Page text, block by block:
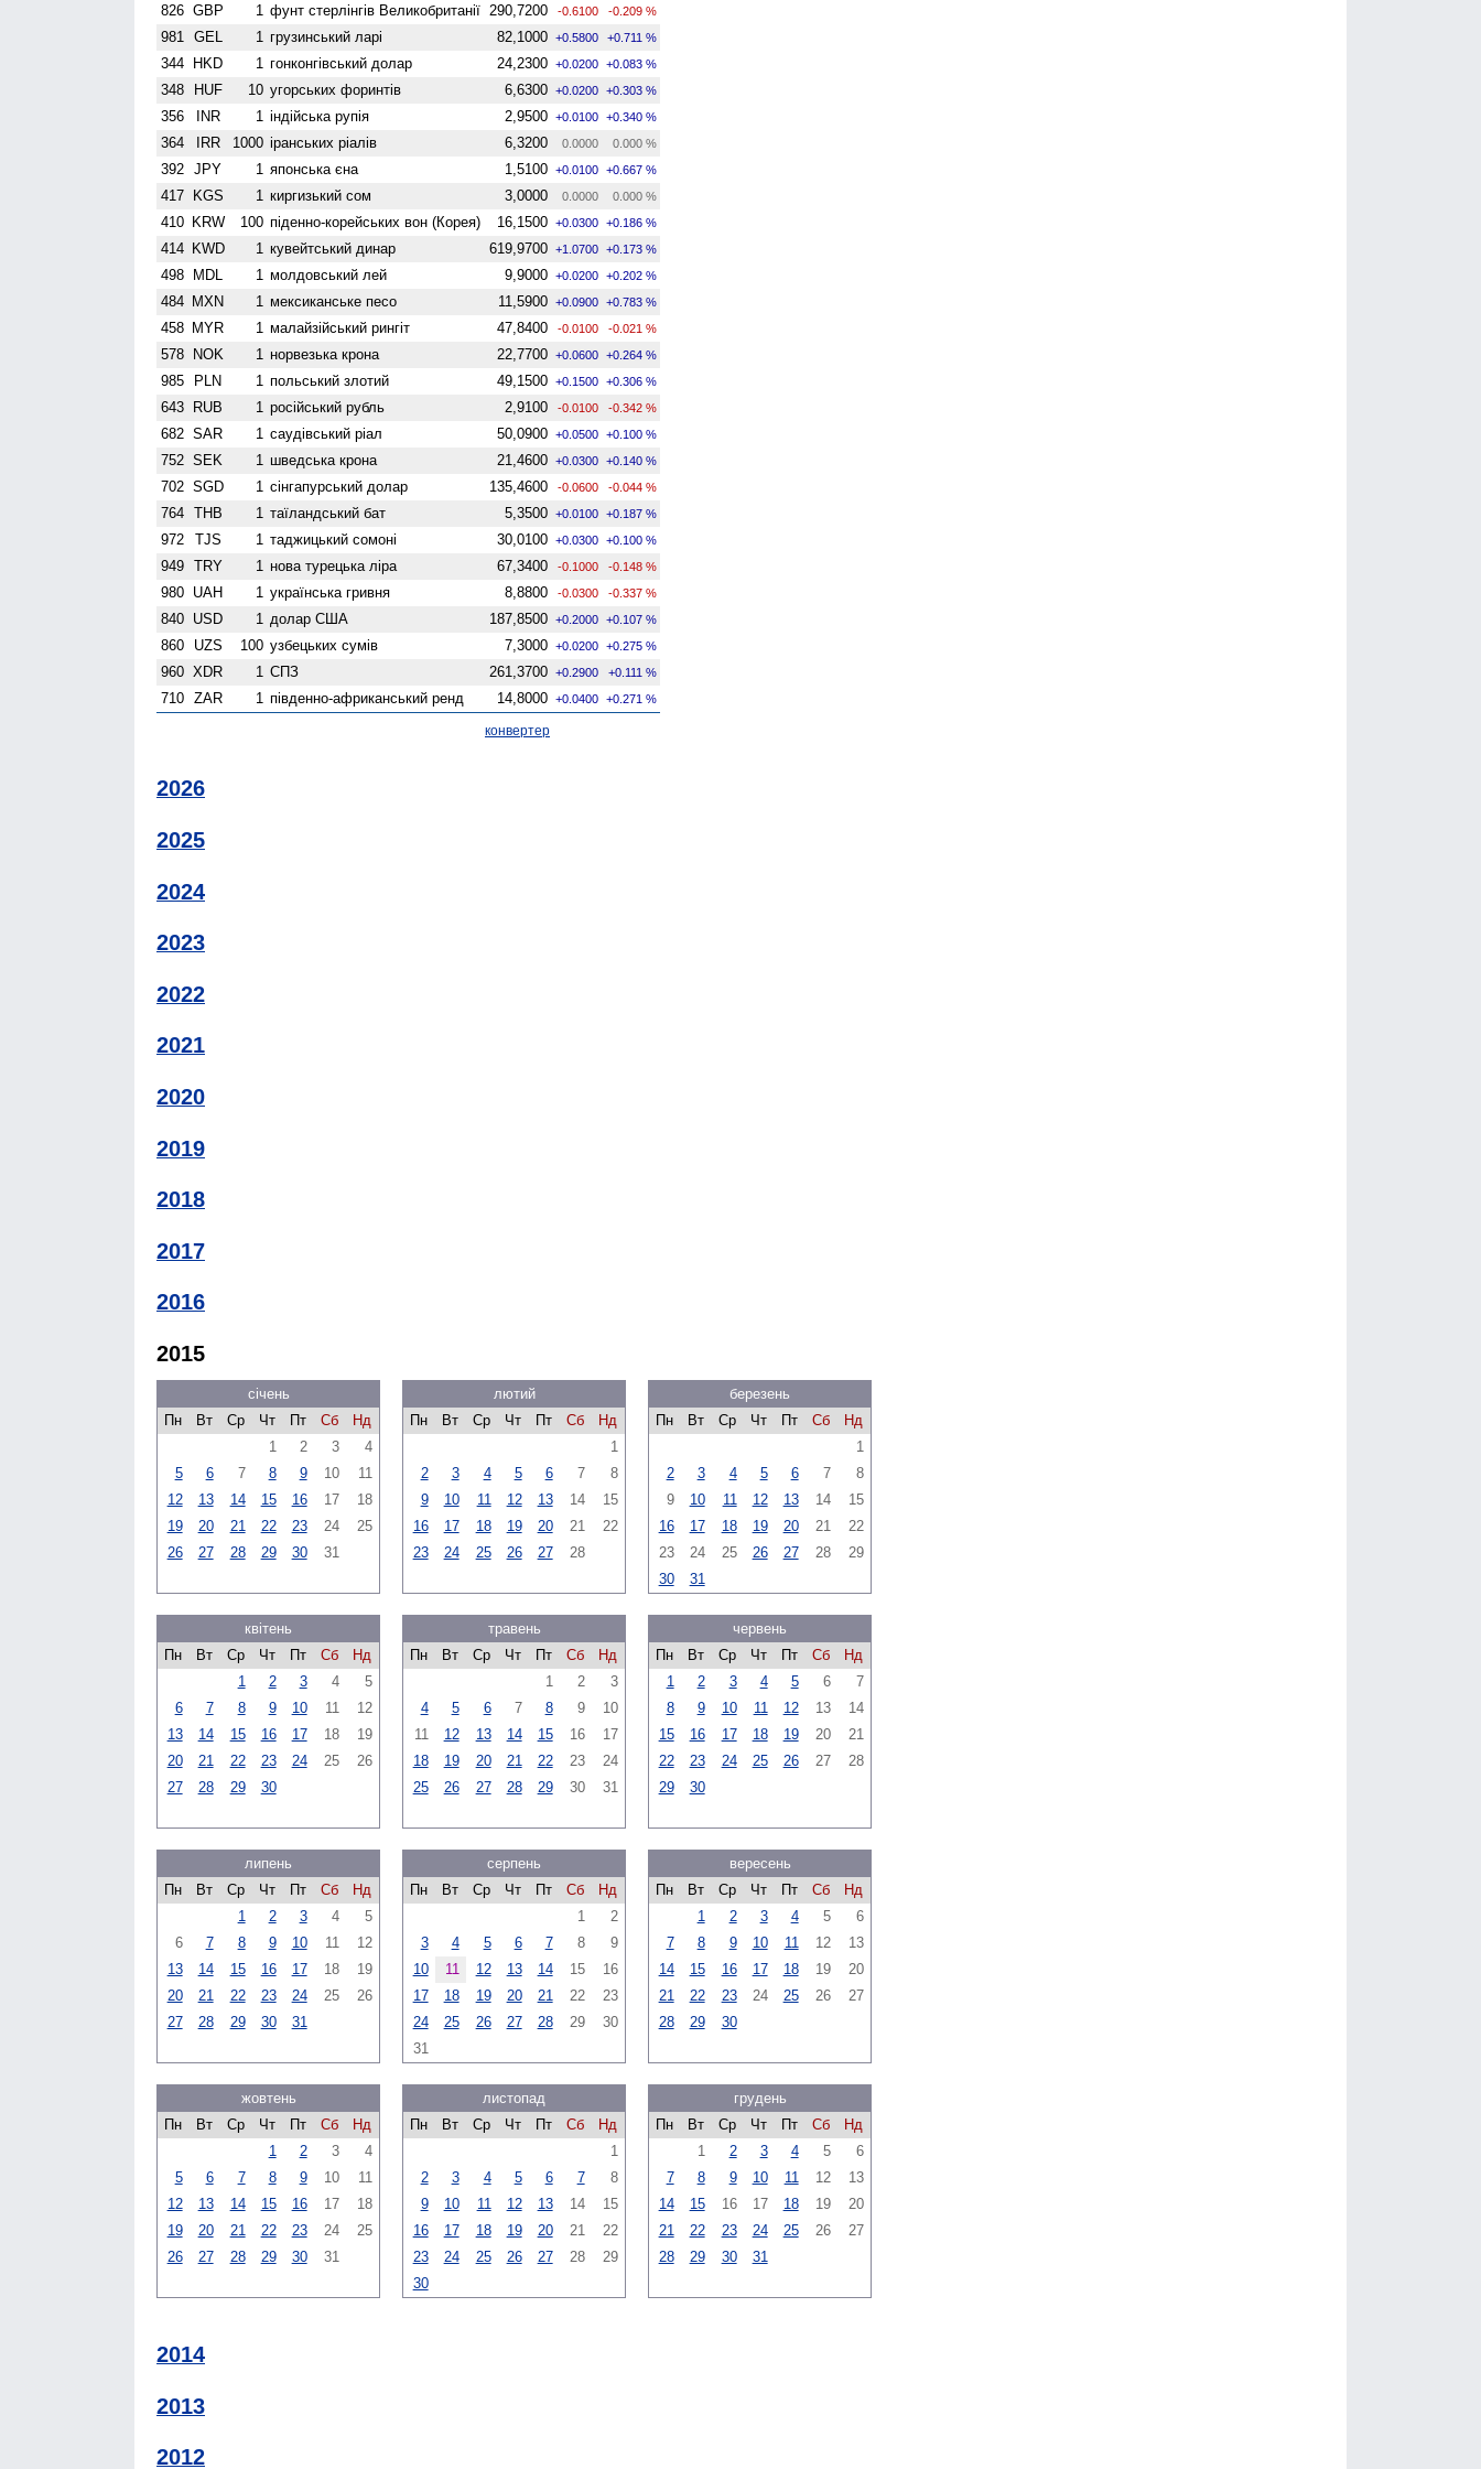
826 GBP 1 фунт стерлінгів Велико­британії 290,7200 -0.6100 -0.209 %
981 GEL 1 грузинський ларі 82,1000 +0.5800 +0.711 %
344 HKD 1 гонконгівський долар 24,2300 +0.0200 +0.083 %
348 HUF 10 угорських форинтів 6,6300 +0.0200 +0.303 %
356 INR 1 індійська рупія 2,9500 +0.0100 +0.340 %
364 IRR 1000 іранських ріалів 6,3200 0.0000 0.000 %
392 JPY 1 японська єна 1,5100 +0.0100 +0.667 %
417 KGS 1 киргизький сом 3,0000 0.0000 0.000 %
410 KRW 100 піденно-корейських вон (Корея) 16,1500 +0.0300 +0.186 %
414 KWD 1 кувейтський динар 619,9700 +1.0700 +0.173 %
498 MDL 1 молдовський лей 9,9000 +0.0200 +0.202 %
484 MXN 1 мексиканське песо 11,5900 +0.0900 +0.783 %
458 MYR 1 малайзійський рингіт 47,8400 -0.0100 -0.021 %
578 NOK 1 норвезька крона 22,7700 +0.0600 +0.264 %
985 PLN 1 польський злотий 49,1500 +0.1500 +0.306 %
643 RUB 1 російський рубль 2,9100 -0.0100 -0.342 %
682 SAR 1 саудівський ріал 50,0900 +0.0500 +0.100 %
752 SEK 1 шведська крона 21,4600 +0.0300 +0.140 %
702 SGD 1 сінгапурський долар 135,4600 -0.0600 -0.044 %
764 THB 1 таїландський бат 5,3500 +0.0100 +0.187 %
972 TJS 1 таджицький сомоні 30,0100 +0.0300 +0.100 %
949 TRY 1 нова турецька ліра 67,3400 -0.1000 -0.148 %
980 UAH 1 українська гривня 8,8800 -0.0300 -0.337 %
840 USD 1 долар США 187,8500 +0.2000 +0.107 %
860 UZS 100 узбецьких сумів 7,3000 +0.0200 +0.275 %
960 XDR 1 СПЗ 261,3700 +0.2900 +0.111 %
710 ZAR 1 південно-африканський ренд 14,8000 +0.0400 +0.271 %
конвертер
2026
2025
2024
2023
2022
2021
2020
2019
2018
2017
2016
2015
січень
Пн
Вт Ср Чт Пт Сб
Нд
1
2 3
4
5
6 7 8 9 10
11
12
13 14 15 16 17
18
19
20 21 22 23 24
25
26
27 28 29 30 31
лютий
Пн
Вт Ср Чт Пт Сб
Нд
1
2
3 4 5 6 7
8
9
10 11 12 13 14
15
16
17 18 19 20 21
22
23
24 25 26 27 28
березень
Пн
Вт Ср Чт Пт Сб
Нд
1
2
3 4 5 6 7
8
9
10 11 12 13 14
15
16
17 18 19 20 21
22
23
24 25 26 27 28
29
30
31
квітень
Пн
Вт Ср Чт Пт Сб
Нд
1
2 3 4
5
6
7 8 9 10 11
12
13
14 15 16 17 18
19
20
21 22 23 24 25
26
27
28 29 30
травень
Пн
Вт Ср Чт Пт Сб
Нд
1
2
3
4
5 6 7 8 9
10
11
12 13 14 15 16
17
18
19 20 21 22 23
24
25
26 27 28 29 30 31
червень
Пн
Вт Ср Чт Пт Сб
Нд
1
2 3 4 5 6
7
8
9 10 11 12 13
14
15
16 17 18 19 20
21
22
23 24 25 26 27
28
29
30
липень
Пн
Вт Ср Чт Пт Сб
Нд
1
2 3 4
5
6
7 8 9 10 11
12
13
14 15 16 17 18
19
20
21 22 23 24 25
26
27
28 29 30 31
серпень
Пн
Вт Ср Чт Пт Сб
Нд
1
2
3
4 5 6 7 8
9
10
11 12 13 14 15
16
17
18 19 20 21 22
23
24
25 26 27 28 29
30
31
вересень
Пн
Вт Ср Чт Пт Сб
Нд
1
2 3 4 5
6
7
8 9 10 11 12
13
14
15 16 17 18 19
20
21
22 23 24 25 26
27
28
29 30
жовтень
Пн
Вт Ср Чт Пт Сб
Нд
1
2 3
4
5
6 7 8 9 10
11
12
13 14 15 16 17
18
19
20 21 22 23 24
25
26
27 28 29 30 31
листопад
Пн
Вт Ср Чт Пт Сб
Нд
1
2
3 4 5 6 7
8
9
10 11 12 13 14
15
16
17 18 19 20 21
22
23
24 25 26 27 28
29
30
грудень
Пн
Вт Ср Чт Пт Сб
Нд
1
2 3 4 5
6
7
8 9 10 11 12
13
14
15 16 17 18 19
20
21
22 23 24 25 26
27
28
29 30 31
2014
2013
2012